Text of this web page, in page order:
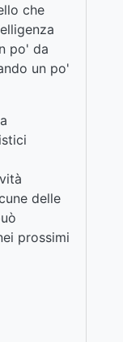
che
po' da
un po'
delle
prossimi